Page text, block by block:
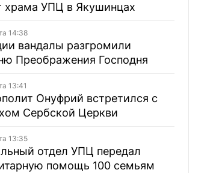
храма УПЦ в Якушинцах
14:38
вандалы разгромили
Преображения Господня
13:41
Онуфрий встретился с
Сербской Церкви
13:35
отдел УПЦ передал
помощь 100 семьям